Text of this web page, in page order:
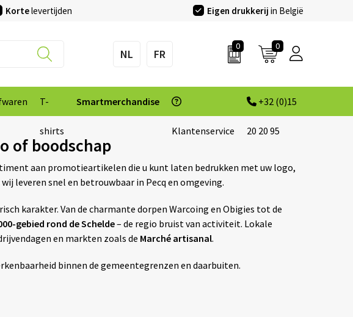
Kortelevertijden Eigen drukkerij in België
NL FR
0 0
T-
shirts
Smartmerchandise
Klantenservice
+32 (0)15
20 20 95
of boodschap
aan promotieartikelen die u kunt laten bedrukken met uw logo,
leveren snel en betrouwbaar in Pecq en omgeving.
karakter. Van de charmante dorpen Warcoing en Obigies tot de
gebied rond de Schelde– de regio bruist van activiteit. Lokale
en markten zoals de Marché artisanal.
binnen de gemeentegrenzen en daarbuiten.